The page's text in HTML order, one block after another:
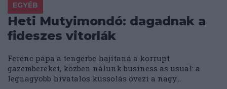
EGYÉB
Heti Mutyimondó: dagadnak a
fideszes vitorlák
Ferenc pápa a tengerbe hajítaná a korrupt
gazembereket, közben nálunk business as usual: a
legnagyobb hivatalos kussolás övezi a nagy...